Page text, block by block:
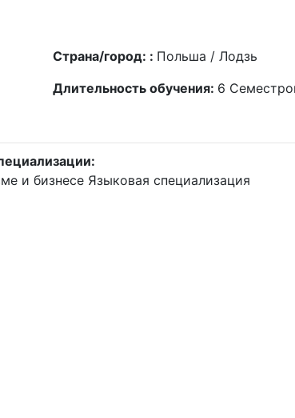
Страна/город: : Польша / Лодзь
Длительность обучения: 6
и бизнесе Языковая специализация